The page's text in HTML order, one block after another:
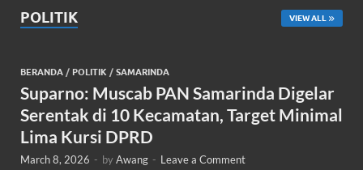
POLITIK VIEW ALL
BERANDA / POLITIK / SAMARINDA
Suparno: Muscab PAN Samarinda Digelar
Serentak di 10 Kecamatan, Target Minimal
Lima Kursi DPRD
March 8, 2026 - byAwang - Leave a Comment